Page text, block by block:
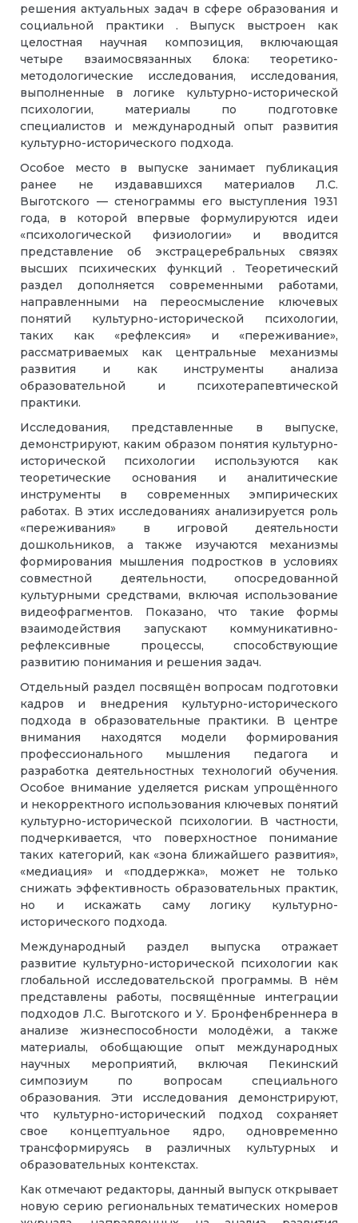
решения актуальных задач в сфере образования и
социальной практики . Выпуск выстроен как
целостная научная композиция, включающая
четыре взаимосвязанных блока: теоретико-
методологические исследования, исследования,
выполненные в логике культурно-исторической
психологии, материалы по подготовке
специалистов и международный опыт развития
культурно-исторического подхода.
Особое место в выпуске занимает публикация
ранее не издававшихся материалов Л.С.
Выготского — стенограммы его выступления 1931
года, в которой впервые формулируются идеи
«психологической физиологии» и вводится
представление об экстрацеребральных связях
высших психических функций . Теоретический
раздел дополняется современными работами,
направленными на переосмысление ключевых
понятий культурно-исторической психологии,
таких как «рефлексия» и «переживание»,
рассматриваемых как центральные механизмы
развития и как инструменты анализа
образовательной и психотерапевтической
практики.
Исследования, представленные в выпуске,
демонстрируют, каким образом понятия культурно-
исторической психологии используются как
теоретические основания и аналитические
инструменты в современных эмпирических
работах. В этих исследованиях анализируется роль
«переживания» в игровой деятельности
дошкольников, а также изучаются механизмы
формирования мышления подростков в условиях
совместной деятельности, опосредованной
культурными средствами, включая использование
видеофрагментов. Показано, что такие формы
взаимодействия запускают коммуникативно-
рефлексивные процессы, способствующие
развитию понимания и решения задач.
Отдельный раздел посвящён вопросам подготовки
кадров и внедрения культурно-исторического
подхода в образовательные практики. В центре
внимания находятся модели формирования
профессионального мышления педагога и
разработка деятельностных технологий обучения.
Особое внимание уделяется рискам упрощённого
и некорректного использования ключевых понятий
культурно-исторической психологии. В частности,
подчеркивается, что поверхностное понимание
таких категорий, как «зона ближайшего развития»,
«медиация» и «поддержка», может не только
снижать эффективность образовательных практик,
но и искажать саму логику культурно-
исторического подхода.
Международный раздел выпуска отражает
развитие культурно-исторической психологии как
глобальной исследовательской программы. В нём
представлены работы, посвящённые интеграции
подходов Л.С. Выготского и У. Бронфенбреннера в
анализе жизнеспособности молодёжи, а также
материалы, обобщающие опыт международных
научных мероприятий, включая Пекинский
симпозиум по вопросам специального
образования. Эти исследования демонстрируют,
что культурно-исторический подход сохраняет
свое концептуальное ядро, одновременно
трансформируясь в различных культурных и
образовательных контекстах.
Как отмечают редакторы, данный выпуск открывает
новую серию региональных тематических номеров